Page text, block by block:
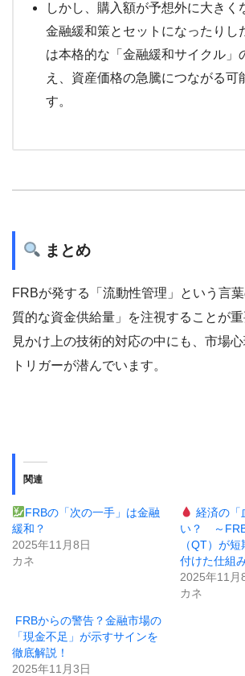
しかし、購入額が予想外に大きく
金融緩和策とセットになったりし
は本格的な「金融緩和サイクル」
え、資産価格の急騰につながる可
す。
まとめ
FRBが発する「流動性管理」という言
質的な資金供給量」を注視することが重
見かけ上の技術的対応の中にも、市場
トリガーが潜んでいます。
関連
FRBの「次の一手」は金融
緩和？
2025年11月8日
カネ
経済の「
い？ ～
（QT）が
付けた仕組
2025年11月
カネ
FRBからの警告？金融市場の
「現金不足」が示すサインを
徹底解説！
2025年11月3日